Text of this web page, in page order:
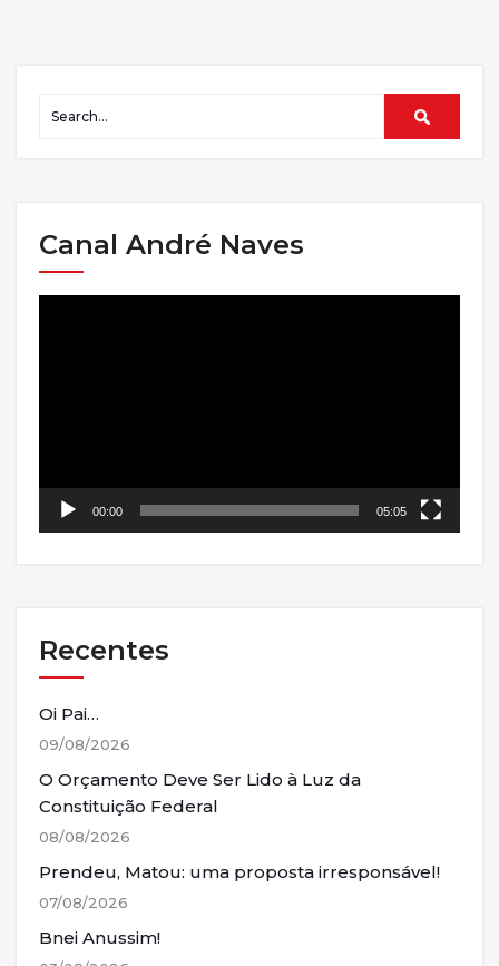
Canal André Naves
00:00 05:05
Recentes
Oi Pai…
09/08/2026
O Orçamento Deve Ser Lido à Luz da
Constituição Federal
08/08/2026
Prendeu, Matou: uma proposta irresponsável!
07/08/2026
Bnei Anussim!